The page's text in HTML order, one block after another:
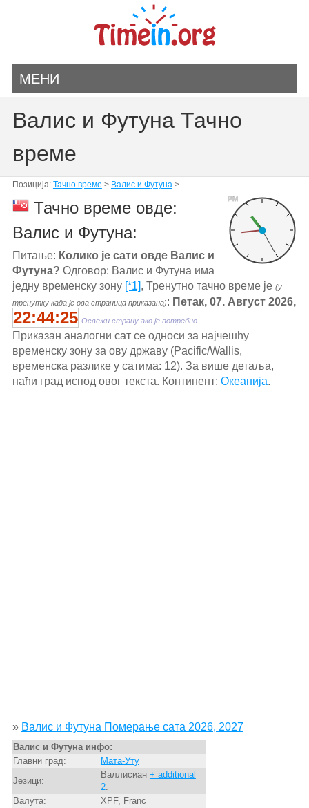
МЕНИ
Валис и Футуна Тачно
време
Позиција: Тачно време > Валис и Футуна>
PM
Тачно време овде:
Валис и Футуна:
Питање: Колико је сати овде Валис и
Футуна? Одговор: Валис и Футуна има
једну временску зону [*1], Тренутно тачно време је (у
тренутку када је ова страница приказана): Петак, 07. Август 2026,
22:44:25 Освежи страну ако је потребно
Приказан аналогни сат се односи за најчешћу
временску зону за ову државу (Pacific/Wallis,
временска разлике у сатима: 12). За више детаља,
наћи град испод овог текста. Континент: Океанија.
» Валис и Футуна Померање сата 2026, 2027
Валис и Футуна инфо:
Главни град:
Мата-Уту
Језици:
Валлисиан + additional
2.
Валута:
XPF, Franc